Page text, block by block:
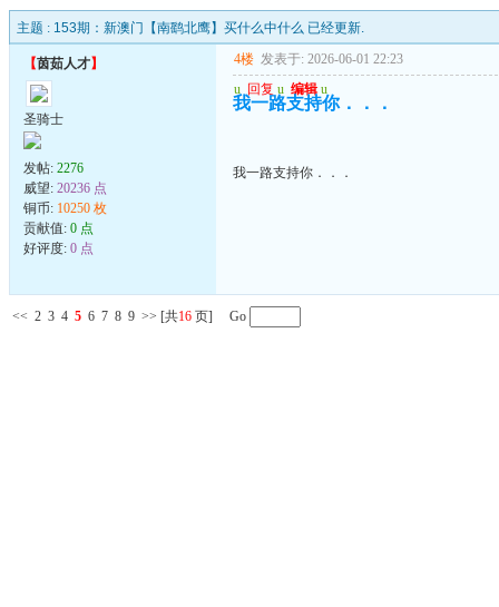
主题 : 153期：新澳门【南鹞北鹰】买什么中什么 已经更新.
【茵茹人才】
圣骑士
发帖: 2276
威望: 20236 点
铜币: 10250 枚
贡献值: 0 点
好评度: 0 点
4楼 发表于: 2026-06-01 22:23
u 回复 u 编辑 u
我一路支持你．．．
我一路支持你．．．
<< 2 3 4 5 6 7 8 9 >> [共16 页] Go